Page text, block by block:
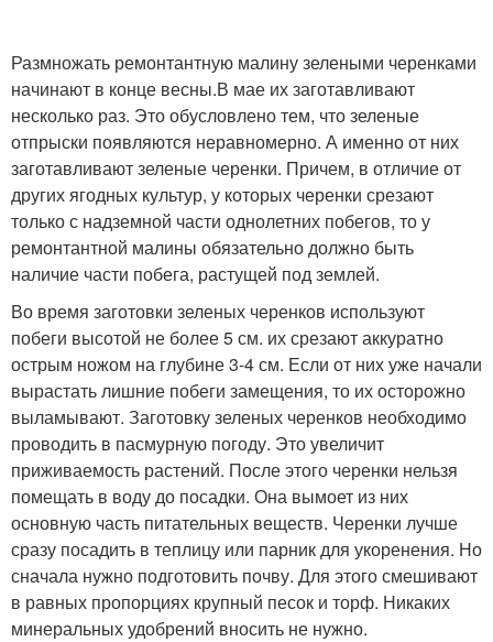
Размножать ремонтантную малину зелеными черенками
начинают в конце весны.В мае их заготавливают
несколько раз. Это обусловлено тем, что зеленые
отпрыски появляются неравномерно. А именно от них
заготавливают зеленые черенки. Причем, в отличие от
других ягодных культур, у которых черенки срезают
только с надземной части однолетних побегов, то у
ремонтантной малины обязательно должно быть
наличие части побега, растущей под землей.
Во время заготовки зеленых черенков используют
побеги высотой не более 5 см. их срезают аккуратно
острым ножом на глубине 3-4 см. Если от них уже начали
вырастать лишние побеги замещения, то их осторожно
выламывают. Заготовку зеленых черенков необходимо
проводить в пасмурную погоду. Это увеличит
приживаемость растений. После этого черенки нельзя
помещать в воду до посадки. Она вымоет из них
основную часть питательных веществ. Черенки лучше
сразу посадить в теплицу или парник для укоренения. Но
сначала нужно подготовить почву. Для этого смешивают
в равных пропорциях крупный песок и торф. Никаких
минеральных удобрений вносить не нужно.